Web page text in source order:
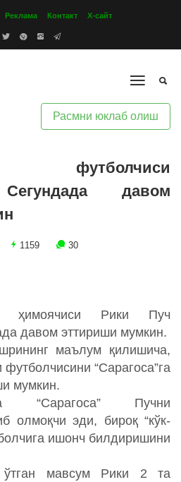
Реклама Контакт Х-сайт
Расмни юклаб олиш
футболчиси
давом
1159 30
ҳимоячиси Рики Пуч
давом эттириши мумкин.
маълум қилишича,
“Сарагоса”га
мумкин.
“Сарагоса” Пучни
олмоқчи эди, бироқ “кўк-
ишонч билдиришини
мавсум Рики 2 та